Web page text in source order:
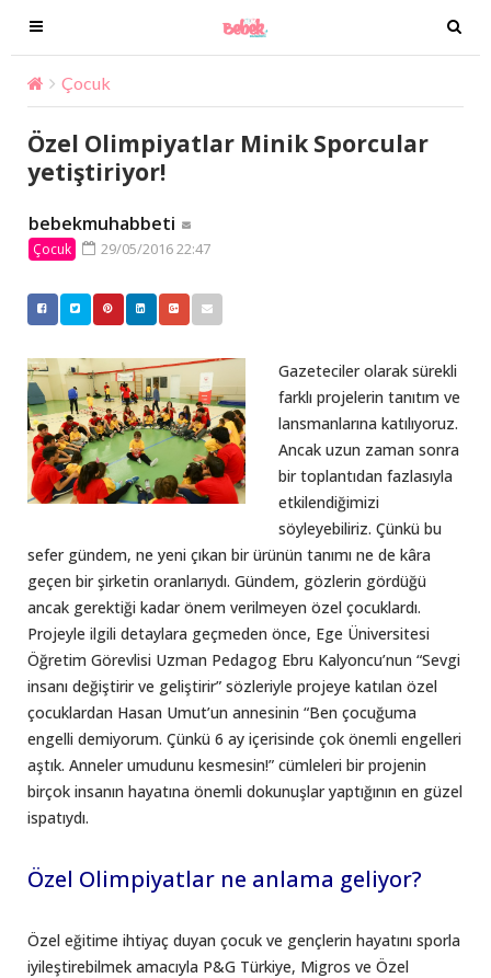
T
o
g
g
l
e
n
v
i
g
i
o
n
T
o
g
i
o
n
Çocuk
Özel Olimpiyatlar Minik Sporcular
yetiştiriyor!
bebekmuhabbeti
Çocuk 29/05/2016 22:47
Gazeteciler olarak sürekli
farklı projelerin tanıtım ve
lansmanlarına katılıyoruz.
Ancak uzun zaman sonra
bir toplantıdan fazlasıyla
etkilendiğimizi
söyleyebiliriz. Çünkü bu
sefer gündem, ne yeni çıkan bir ürünün tanımı ne de kâra
geçen bir şirketin oranlarıydı. Gündem, gözlerin gördüğü
ancak gerektiği kadar önem verilmeyen özel çocuklardı.
Projeyle ilgili detaylara geçmeden önce, Ege Üniversitesi
Öğretim Görevlisi Uzman Pedagog Ebru Kalyoncu’nun “Sevgi
insanı değiştirir ve geliştirir” sözleriyle projeye katılan özel
çocuklardan Hasan Umut’un annesinin “Ben çocuğuma
engelli demiyorum. Çünkü 6 ay içerisinde çok önemli engelleri
aştık. Anneler umudunu kesmesin!” cümleleri bir projenin
birçok insanın hayatına önemli dokunuşlar yaptığının en güzel
ispatıydı.
Özel Olimpiyatlar ne anlama geliyor?
Özel eğitime ihtiyaç duyan çocuk ve gençlerin hayatını sporla
iyileştirebilmek amacıyla P&G Türkiye, Migros ve Özel